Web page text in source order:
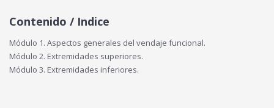
Contenido / Indice
Módulo 1. Aspectos generales del vendaje funcional.
Módulo 2. Extremidades superiores.
Módulo 3. Extremidades inferiores.